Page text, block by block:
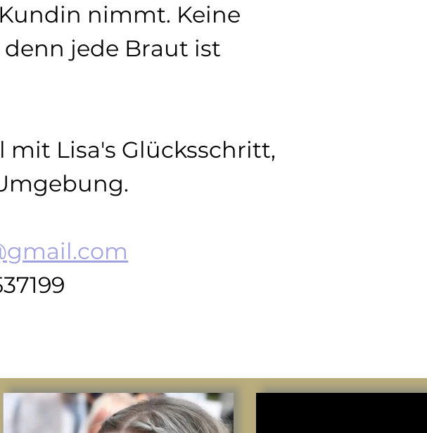
nimmt. Keine
jede Braut ist
mit Lisa's Glücksschritt,